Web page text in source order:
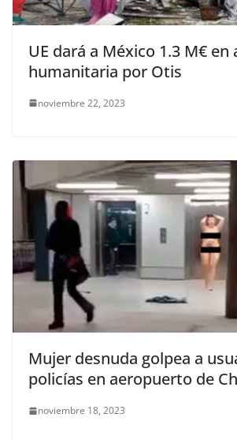
UE dará a México 1.3 M€ en
humanitaria por Otis
noviembre 22, 2023
Mujer desnuda golpea a
policías en aeropuerto de
noviembre 18, 2023